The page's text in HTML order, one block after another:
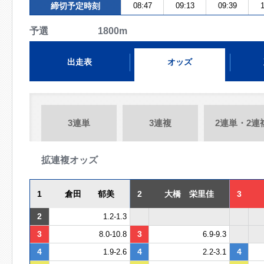
締切予定時刻 08:47 09:13 09:39
予選 1800m
出走表 オッズ
3連単 3連複 2連単・2連
拡連複オッズ
1 倉田 郁美 2 大橋 栄里佳 3
2 1.2-1.3
3 8.0-10.8 3 6.9-9.3
4 1.9-2.6 4 2.2-3.1
4